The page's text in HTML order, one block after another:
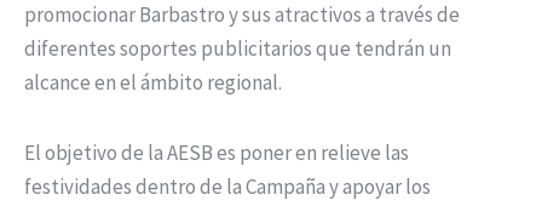
promocionar Barbastro y sus atractivos a través de
diferentes soportes publicitarios que tendrán un
alcance en el ámbito regional.
El objetivo de la AESB es poner en relieve las
festividades dentro de la Campaña y apoyar los